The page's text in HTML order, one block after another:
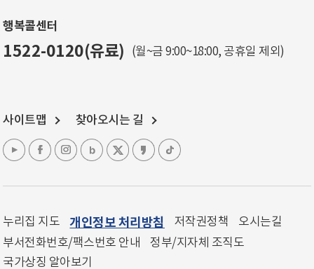
행복콜센터
1522-0120(유료) (월~금 9:00~18:00, 공휴일 제외)
사이트맵 찾아오시는 길
누리집 지도 개인정보 처리방침 저작권정책
오시는길
부서전화번호/팩스번호 안내
정부/지자체 조직도
국가상징 알아보기